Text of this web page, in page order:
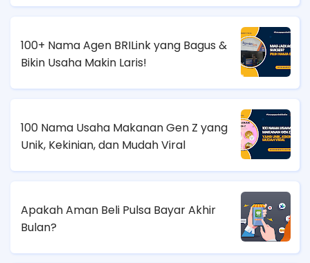
100+ Nama Agen BRILink yang Bagus &
Bikin Usaha Makin Laris!
100 Nama Usaha Makanan Gen Z yang
Unik, Kekinian, dan Mudah Viral
Apakah Aman Beli Pulsa Bayar Akhir
Bulan?